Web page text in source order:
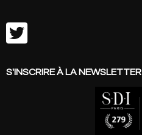

S'INSCRIRE À LA NEWSLETTER